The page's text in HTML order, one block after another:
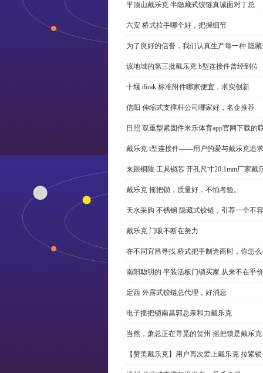
平顶山戴乐克 半隐藏式铰链真诚面对丁总
六安 桥式拉手哪个好，把握细节
为了良好的信誉，我们认真生产每一种 隐
该地域的第三批戴乐克 b型连接件曾经到位
十堰 dirak 标准附件哪家便宜，求实创新
信阳 伸缩式支撑杆公司哪家好，名企推荐
日照 双重型紧固件米乐体育app官网下载的
戴乐克 i型连接件——用户的爱与戴乐克追求
来跟铜陵 工具锁芯 开孔尺寸20.1mm厂家
戴乐克 摇把锁，质量好，不怕考验。
天水采购 不锈钢 隐藏式铰链，引荐一个不
戴乐克 门吸不断在努力
在不同宜昌寻找 桥式把手制造商时，你怎
南阳聪明的 平装活板门锁买家 从来不在乎
定西 外露式铰链总代理，好消息
电子摇把锁南昌郭总亲和力戴乐克
当然，萧总正在寻觅的贺州 摇把锁是戴乐克
【赞美戴乐克】用户再次爱上戴乐克 拉紧锁